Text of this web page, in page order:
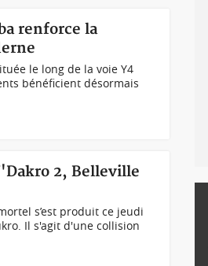
renforce la
le long de la voie Y4
bénéficient désormais
2, Belleville
s’est produit ce jeudi
Il s'agit d'une collision